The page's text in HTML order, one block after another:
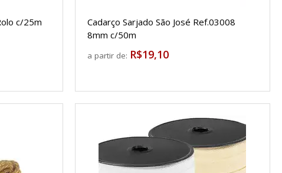
c/25m
Cadarço Sarjado São José Ref.03008
8mm c/50m
a partir de: R$19,10